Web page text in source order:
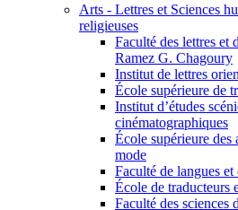
Arts - Lettres et Sciences
religieuses
Faculté des lettres et
Ramez G. Chagoury
Institut de lettres
École supérieure de
Institut d’études
cinématographiques
École supérieure des
mode
Faculté de langues
École de traducteurs
Faculté des sciences